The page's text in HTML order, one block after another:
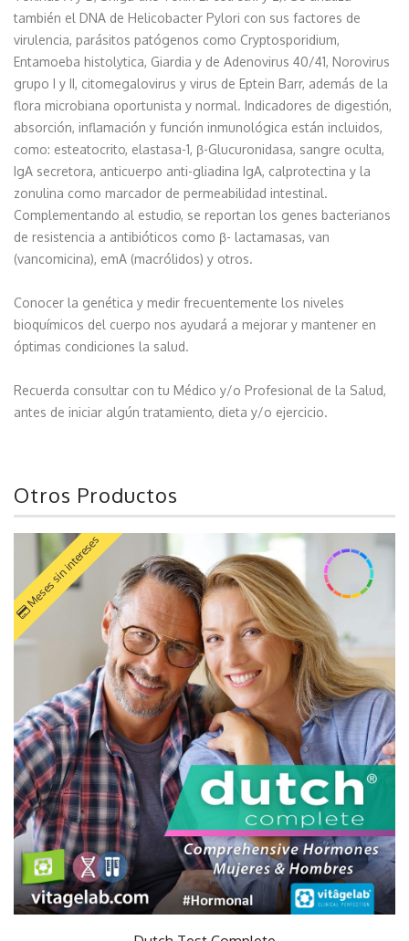
también el DNA de Helicobacter Pylori con sus factores de
virulencia, parásitos patógenos como Cryptosporidium,
Entamoeba histolytica, Giardia y de Adenovirus 40/41, Norovirus
grupo I y II, citomegalovirus y virus de Eptein Barr, además de la
flora microbiana oportunista y normal. Indicadores de digestión,
absorción, inflamación y función inmunológica están incluidos,
como: esteatocrito, elastasa-1, β-Glucuronidasa, sangre oculta,
IgA secretora, anticuerpo anti-gliadina IgA, calprotectina y la
zonulina como marcador de permeabilidad intestinal.
Complementando al estudio, se reportan los genes bacterianos
de resistencia a antibióticos como β- lactamasas, van
(vancomicina), emA (macrólidos) y otros.
Conocer la genética y medir frecuentemente los niveles
bioquímicos del cuerpo nos ayudará a mejorar y mantener en
óptimas condiciones la salud.
Recuerda consultar con tu Médico y/o Profesional de la Salud,
antes de iniciar algún tratamiento, dieta y/o ejercicio.
Otros Productos
Meses sin intereses